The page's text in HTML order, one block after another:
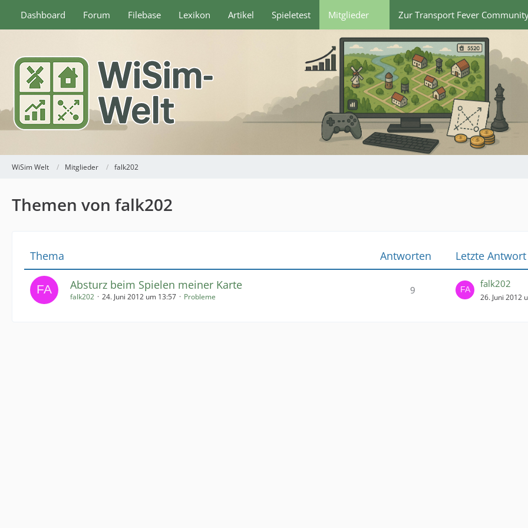
Dashboard Forum Filebase Lexikon Artikel Spieletest Mitglieder Zur Transport Fever
WiSim Welt Mitglieder falk202
Themen von falk202
Thema Antworten Letzte Antwort
Absturz beim Spielen meiner Karte
falk202 24. Juni 2012 um 13:57 Probleme
9
falk202
26. Juni 2012